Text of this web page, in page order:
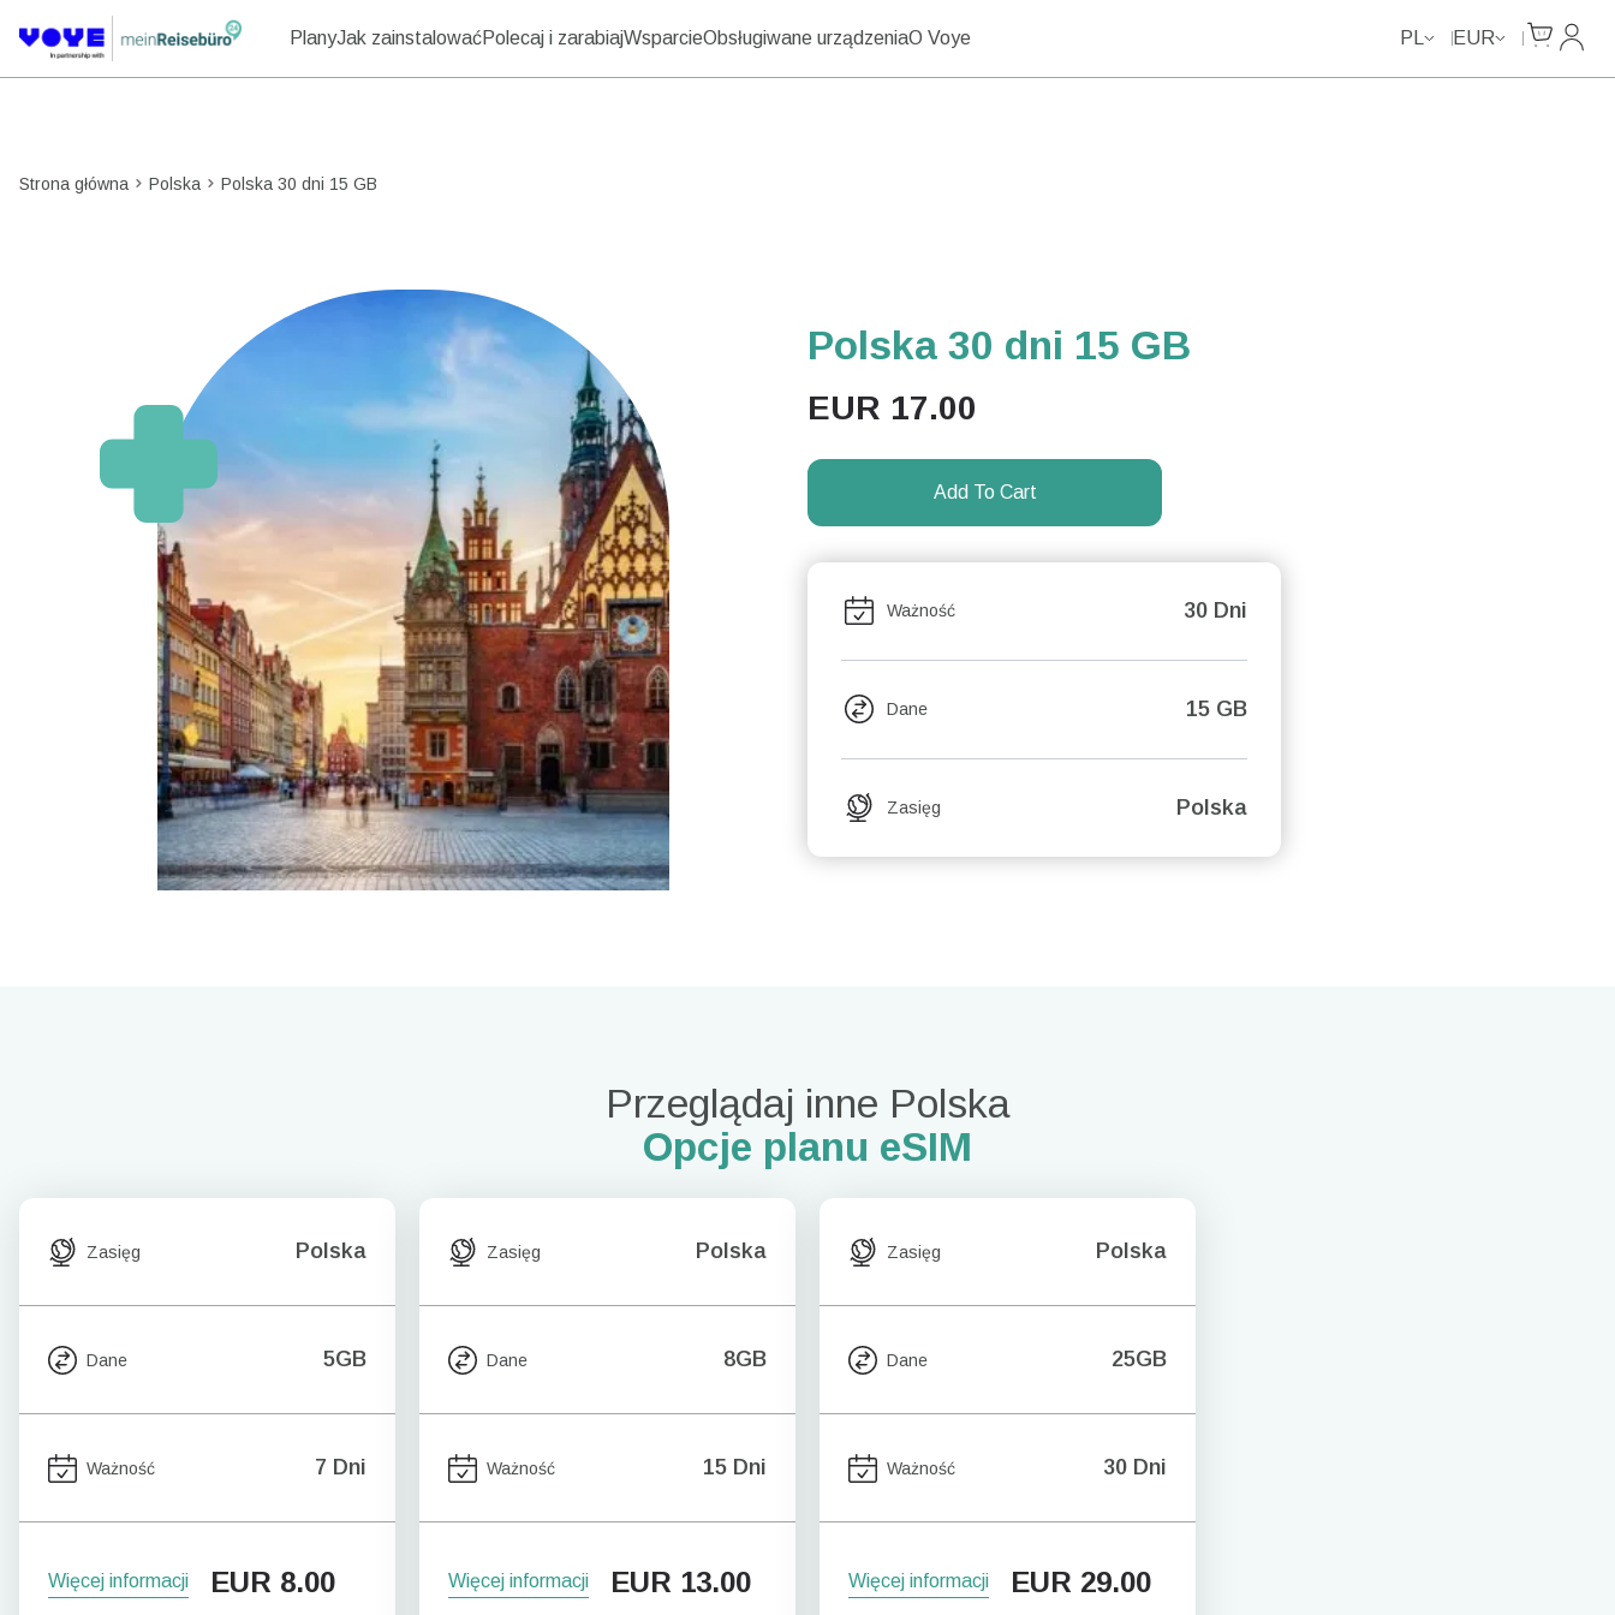
PlanyJak zainstalowaćPolecaj i zarabiajWsparcieObsługiwane urządzeniaO Voye PL EUR
Moje
Strona główna Polska Polska 30 dni 15 GB
Polska 30 dni 15 GB
EUR 17.00
Add To Cart
Ważność 30 Dni
Dane 15 GB
Zasięg Polska
Przeglądaj inne Polska
Opcje planu eSIM
Zasięg Polska
Dane 5GB
Ważność 7 Dni
Więcej informacji EUR 8.00
Zasięg Polska
Dane 8GB
Ważność 15 Dni
Więcej informacji EUR 13.00
Zasięg Polska
Dane 25GB
Ważność 30 Dni
Więcej informacji EUR 29.00